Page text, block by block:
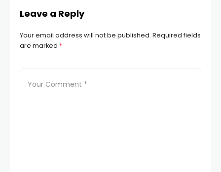
Leave a Reply
Your email address will not be published. Required fields
are marked *